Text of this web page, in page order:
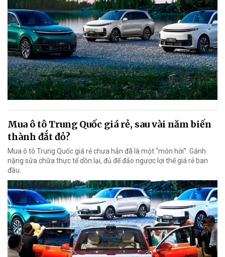
Mua ô tô Trung Quốc giá rẻ, sau vài năm biến
thành đắt đỏ?
Mua ô tô Trung Quốc giá rẻ chưa hẳn đã là một “món hời”. Gánh
nặng sửa chữa thực tế dồn lại, đủ để đảo ngược lợi thế giá rẻ ban
đầu.